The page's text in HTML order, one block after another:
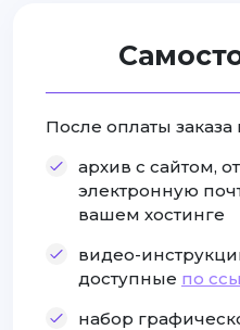
После оплаты заказа
архив с сайтом,
электронную
вашем хостинге
видео-
доступные по
набор